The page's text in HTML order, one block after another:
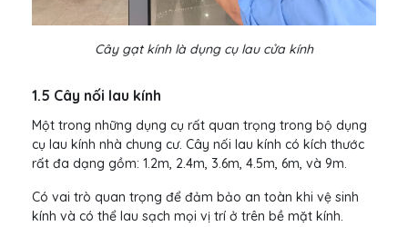
Cây gạt kính là dụng cụ lau cửa kính
1.5 Cây nối lau kính
Một trong những dụng cụ rất quan trọng trong bộ dụng
cụ lau kính nhà chung cư. Cây nối lau kính có kích thước
rất đa dạng gồm: 1.2m, 2.4m, 3.6m, 4.5m, 6m, và 9m.
Có vai trò quan trọng để đảm bảo an toàn khi vệ sinh
kính và có thể lau sạch mọi vị trí ở trên bề mặt kính.